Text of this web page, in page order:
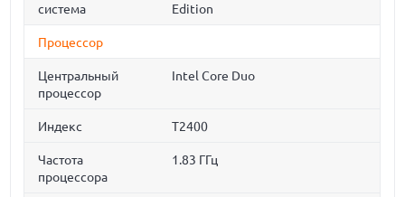
система
Edition
Процессор
Центральный
процессор
Intel Core Duo
Индекс T2400
Частота
процессора
1.83 ГГц